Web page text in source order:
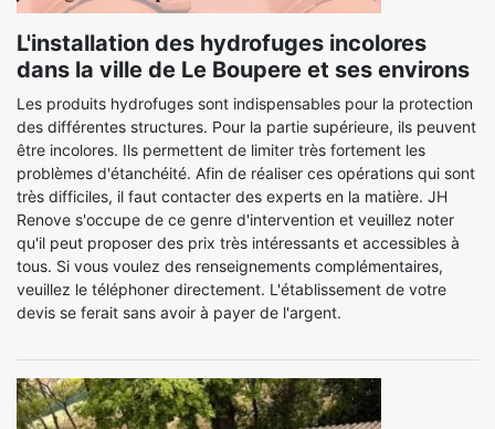
L'installation des hydrofuges incolores
dans la ville de Le Boupere et ses environs
Les produits hydrofuges sont indispensables pour la protection
des différentes structures. Pour la partie supérieure, ils peuvent
être incolores. Ils permettent de limiter très fortement les
problèmes d'étanchéité. Afin de réaliser ces opérations qui sont
très difficiles, il faut contacter des experts en la matière. JH
Renove s'occupe de ce genre d'intervention et veuillez noter
qu'il peut proposer des prix très intéressants et accessibles à
tous. Si vous voulez des renseignements complémentaires,
veuillez le téléphoner directement. L'établissement de votre
devis se ferait sans avoir à payer de l'argent.